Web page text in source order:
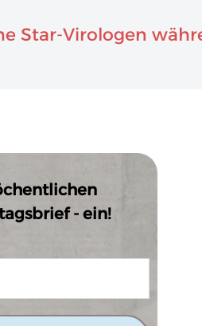
Star-Virologen
- ein!